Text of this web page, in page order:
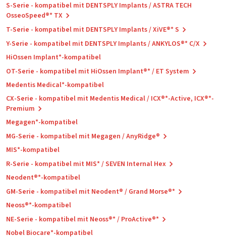
S-Serie - kompatibel mit DENTSPLY Implants / ASTRA TECH
OsseoSpeed®* TX
T-Serie - kompatibel mit DENTSPLY Implants / XiVE®* S
Y-Serie - kompatibel mit DENTSPLY Implants / ANKYLOS®* C/X
HiOssen Implant*-kompatibel
OT-Serie - kompatibel mit HiOssen Implant®* / ET System
Medentis Medical*-kompatibel
CX-Serie - kompatibel mit Medentis Medical / ICX®*-Active, ICX®*-
Premium
Megagen*-kompatibel
MG-Serie - kompatibel mit Megagen / AnyRidge®
MIS*-kompatibel
R-Serie - kompatibel mit MIS* / SEVEN Internal Hex
Neodent®*-kompatibel
GM-Serie - kompatibel mit Neodent® / Grand Morse®*
Neoss®*-kompatibel
NE-Serie - kompatibel mit Neoss®* / ProActive®*
Nobel Biocare*-kompatibel